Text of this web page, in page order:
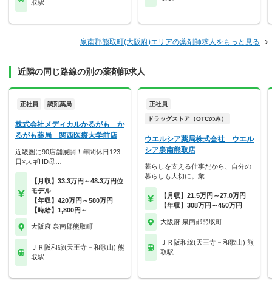
取駅
泉南郡熊取町(大阪府)エリアの薬剤師求人をもっと見る
近隣の同じ路線の別の薬剤師求人
正社員 調剤薬局
株式会社メディカルかるがも か
るがも薬局 関西医療大学前店
近畿圏に90店舗展開！年間休日123
日×スギHD母…
【月収】33.3万円～48.3万円位
モデル
【年収】420万円～580万円
【時給】1,800円～
大阪府 泉南郡熊取町
ＪＲ阪和線(天王寺－和歌山) 熊
取駅
正社員
ドラッグストア（OTCのみ）
ウエルシア薬局株式会社 ウエル
シア泉南熊取店
暮らしを支える仕事だから、自分の
暮らしも大切に。業…
【月収】21.5万円～27.0万円
【年収】308万円～450万円
大阪府 泉南郡熊取町
ＪＲ阪和線(天王寺－和歌山) 熊
取駅